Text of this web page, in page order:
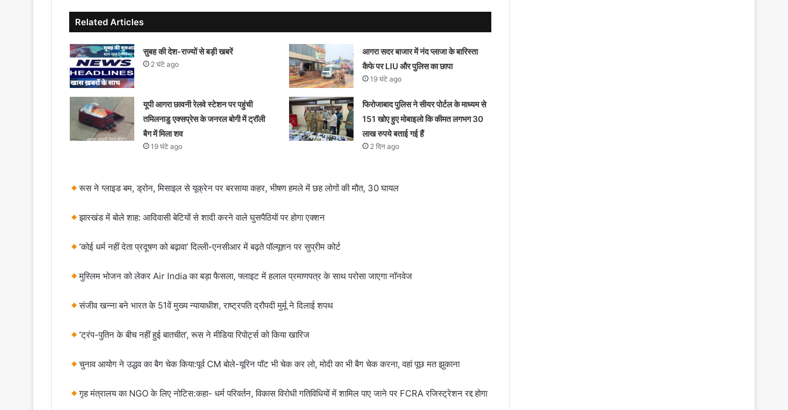
Related Articles
सुबह की देश-राज्यों से बड़ी खबरें
2 घंटे ago
आगरा सदर बाजार में नंद प्लाजा के बारिस्ता
कैफे पर LIU और पुलिस का छापा
19 घंटे ago
यूपी आगरा छावनी रेलवे स्टेशन पर पहुंची
तमिलनाडु एक्सप्रेस के जनरल बोगी में ट्रॉली
बैग में मिला शव
19 घंटे ago
फिरोजाबाद पुलिस ने सीयर पोर्टल के माध्यम से
151 खोए हुए मोबाइलो कि कीमत लगभग 30
लाख रुपये बताई गई हैं
2 दिन ago
रूस ने ग्लाइड बम, ड्रोन, मिसाइल से यूक्रेन पर बरसाया कहर, भीषण हमले में छह लोगों की मौत, 30 घायल
झारखंड में बोले शाह: आदिवासी बेटियों से शादी करने वाले घुसपैठियों पर होगा एक्शन
’कोई धर्म नहीं देता प्रदूषण को बढ़ावा’ दिल्ली-एनसीआर में बढ़ते पॉल्यूशन पर सुप्रीम कोर्ट
मुस्लिम भोजन को लेकर Air India का बड़ा फैसला, फ्लाइट में हलाल प्रमाणपत्र के साथ परोसा जाएगा नॉनवेज
संजीव खन्ना बने भारत के 51वें मुख्य न्यायाधीश, राष्ट्रपति द्रौपदी मुर्मू ने दिलाई शपथ
’ट्रंप-पुतिन के बीच नहीं हुई बातचीत’, रूस ने मीडिया रिपोर्ट्स को किया खारिज
चुनाव आयोग ने उद्धव का बैग चेक किया:पूर्व CM बोले-यूरिन पॉट भी चेक कर लो, मोदी का भी बैग चेक करना, वहां पूछ मत झुकाना
गृह मंत्रालय का NGO के लिए नोटिस:कहा- धर्म परिवर्तन, विकास विरोधी गतिविधियों में शामिल पाए जाने पर FCRA रजिस्ट्रेशन रद्द होगा